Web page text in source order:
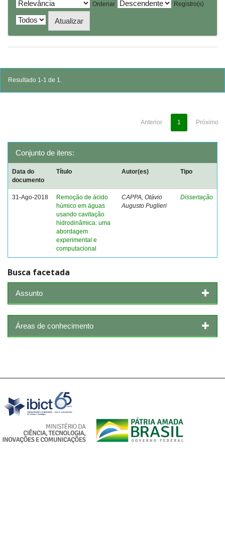
Ordenar
Registro(s)
Resultado 1-1 de 1.
Anterior 1 Próximo
Conjunto de itens:
Data do
documento
Título Autor(es) Tipo
31-Ago-2018
Remoção de ácido
húmico em águas
usando cavitação
hidrodinâmica: uma
abordagem
experimental e
computacional
CAPPA, Otávio
Augusto Puglieri
Dissertação
Busca facetada
Assunto
Áreas de conhecimento